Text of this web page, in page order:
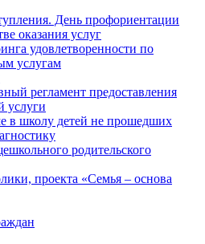
День профориентации
оказания услуг
удовлетворенности по
услугам
регламент предоставления
услуги
в школу детей не прошедших
родительского
проекта «Семья – основа